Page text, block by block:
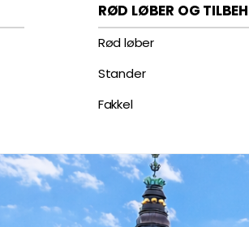
RØD LØBER OG
Rød løber
Stander
Fakkel